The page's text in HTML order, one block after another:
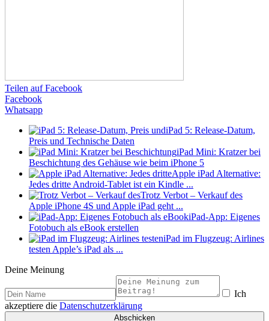
Teilen auf Facebook
Facebook
Whatsapp
iPad 5: Release-Datum,
Preis und Technische Daten
iPad Mini: Kratzer bei
Beschichtung des Gehäuse wie beim iPhone 5
Apple iPad Alternative:
Jedes dritte Android-Tablet ist ein Kindle ...
Trotz Verbot – Verkauf des
Apple iPhone 4S und Apple iPad geht ...
iPad-App: Eigenes
Fotobuch als eBook erstellen
iPad im Flugzeug: Airlines
testen Apple’s iPad als ...
Deine Meinung
Ich
akzeptiere die Datenschutzerklärung